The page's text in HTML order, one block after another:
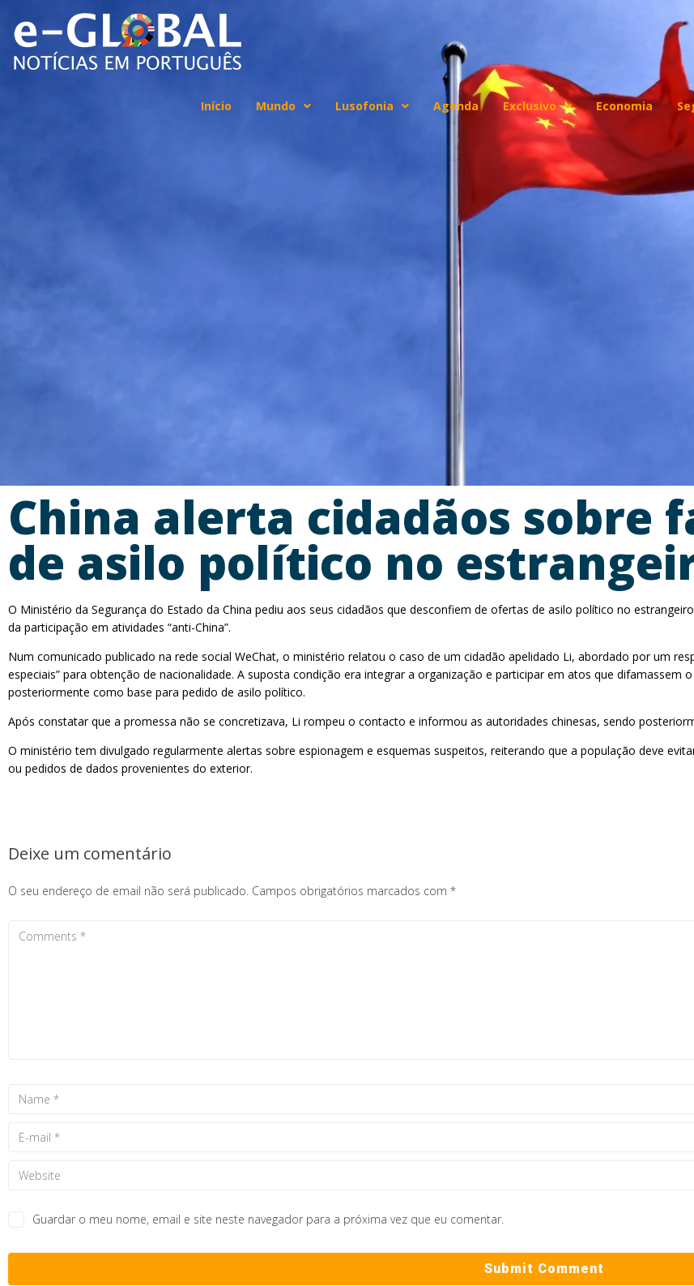
Início Mundo Lusofonia Agenda Exclusivo Economia
China alerta cidadãos sobre
de asilo político no
O Ministério da Segurança do Estado da China pediu aos seus cidadãos que desconfiem de ofertas de asilo político no
da participação em atividades “anti-China”.
Num comunicado publicado na rede social WeChat, o ministério relatou o caso de um cidadão apelidado Li, abordado por um
especiais” para obtenção de nacionalidade. A suposta condição era integrar a organização e participar em atos que difamassem
posteriormente como base para pedido de asilo político.
Após constatar que a promessa não se concretizava, Li rompeu o contacto e informou as autoridades chinesas, sendo
O ministério tem divulgado regularmente alertas sobre espionagem e esquemas suspeitos, reiterando que a população deve
ou pedidos de dados provenientes do exterior.
Deixe um comentário
O seu endereço de email não será publicado. Campos obrigatórios marcados com *
Guardar o meu nome, email e site neste navegador para a próxima vez que eu comentar.